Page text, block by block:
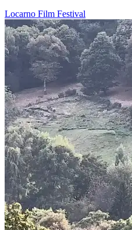
Locarno Film Festival